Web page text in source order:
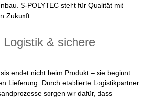
S-POLYTEC steht für Qualität mit
Zukunft.
Logistik & sichere
endet nicht beim Produkt – sie beginnt
Lieferung. Durch etablierte Logistikpartner
sorgen wir dafür, dass